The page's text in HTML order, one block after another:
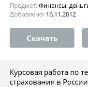
Предмет:Финансы,
Добавлено: 16.11.2012
Скачать
Курсовая работа по
страхования в России